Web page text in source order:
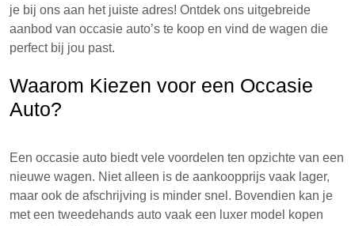
je bij ons aan het juiste adres! Ontdek ons uitgebreide
aanbod van occasie auto’s te koop en vind de wagen die
perfect bij jou past.
Waarom Kiezen voor een Occasie
Auto?
Een occasie auto biedt vele voordelen ten opzichte van een
nieuwe wagen. Niet alleen is de aankoopprijs vaak lager,
maar ook de afschrijving is minder snel. Bovendien kan je
met een tweedehands auto vaak een luxer model kopen